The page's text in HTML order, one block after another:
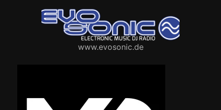
www.evosonic.de